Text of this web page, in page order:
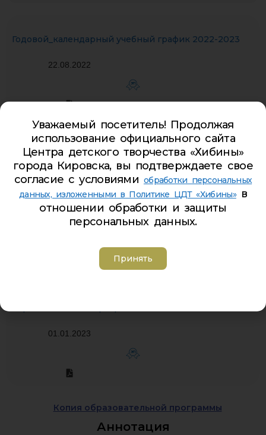
Годовой_календарный учебный график 2022-2023
22.08.2022
ЭП
Учебный план МАОДО ЦДТ «Хибины» на 2022-2023
учебный год
01.09.2022
01.01.2023
ЭП
Копия образовательной программы
Аннотация
Уважаемый посетитель! Продолжая
использование официального сайта
Центра детского творчества «Хибины»
города Кировска, вы подтверждаете свое
согласие с условиями обработки персональных
данных, изложенными в Политике ЦДТ «Хибины»в
отношении обработки и защиты
персональных данных.
Принять